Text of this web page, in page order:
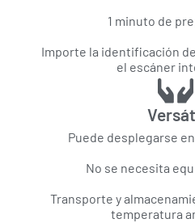
1 minuto de
Importe la identificación
el escáner
Puede desplegarse
No se necesita
Transporte y
temperatura